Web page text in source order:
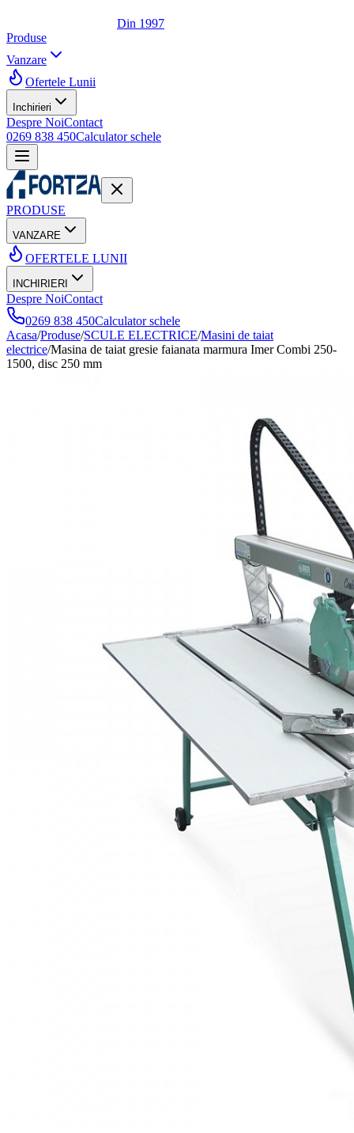
Din 1997
Produse
Vanzare
Ofertele Lunii
Inchirieri
Despre NoiContact
0269 838 450Calculator schele
PRODUSE
VANZARE
OFERTELE LUNII
INCHIRIERI
Despre NoiContact
0269 838 450Calculator schele
Acasa/Produse/SCULE ELECTRICE/Masini de taiat
electrice/Masina de taiat gresie faianata marmura Imer Combi 250-
1500, disc 250 mm